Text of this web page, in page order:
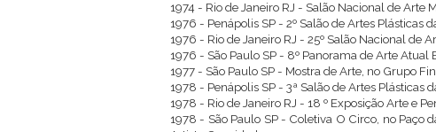
1974 - Rio de Janeiro RJ - Salão Nacional de Arte
1976 - Penápolis SP - 2º Salão de Artes Plásticas
1976 - Rio de Janeiro RJ - 25º Salão Nacional de
1976 - São Paulo SP - 8º Panorama de Arte Atual
1977 - São Paulo SP - Mostra de Arte, no Grupo
1978 - Penápolis SP - 3ª Salão de Artes Plásticas
1978 - Rio de Janeiro RJ - 18 º Exposição Arte e
1978 - São Paulo SP - Coletiva O Circo, no Paço